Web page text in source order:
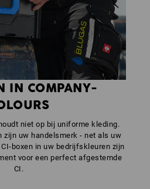
IN COMPANY-
niet op bij uniforme kleding.
zijn uw handelsmerk - net als uw
boxen in uw bedrijfskleuren zijn
voor een perfect afgestemde
CI.